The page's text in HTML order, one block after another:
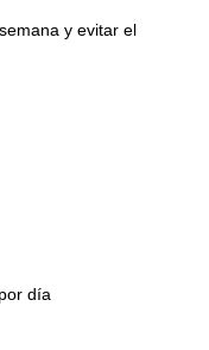
y evitar el
día